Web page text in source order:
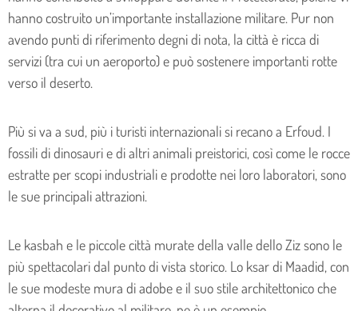
hanno costruito un’importante installazione militare. Pur non
avendo punti di riferimento degni di nota, la città è ricca di
servizi (tra cui un aeroporto) e può sostenere importanti rotte
verso il deserto.
Più si va a sud, più i turisti internazionali si recano a Erfoud. I
fossili di dinosauri e di altri animali preistorici, così come le rocce
estratte per scopi industriali e prodotte nei loro laboratori, sono
le sue principali attrazioni.
Le kasbah e le piccole città murate della valle dello Ziz sono le
più spettacolari dal punto di vista storico. Lo ksar di Maadid, con
le sue modeste mura di adobe e il suo stile architettonico che